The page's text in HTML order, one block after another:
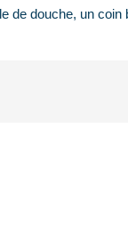
de douche, un coin